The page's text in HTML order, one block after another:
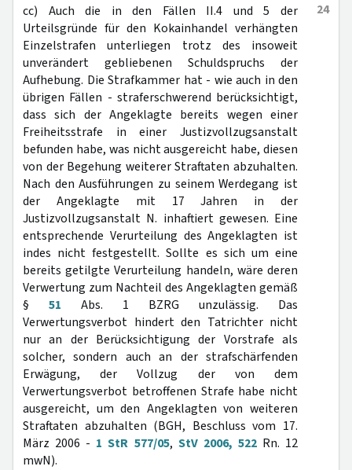
24
cc) Auch die in den Fällen II.4 und 5 der
Urteilsgründe für den Kokainhandel verhängten
Einzelstrafen unterliegen trotz des insoweit
unverändert gebliebenen Schuldspruchs der
Aufhebung. Die Strafkammer hat - wie auch in den
übrigen Fällen - straferschwerend berücksichtigt,
dass sich der Angeklagte bereits wegen einer
Freiheitsstrafe in einer Justizvollzugsanstalt
befunden habe, was nicht ausgereicht habe, diesen
von der Begehung weiterer Straftaten abzuhalten.
Nach den Ausführungen zu seinem Werdegang ist
der Angeklagte mit 17 Jahren in der
Justizvollzugsanstalt N. inhaftiert gewesen. Eine
entsprechende Verurteilung des Angeklagten ist
indes nicht festgestellt. Sollte es sich um eine
bereits getilgte Verurteilung handeln, wäre deren
Verwertung zum Nachteil des Angeklagten gemäß
§ 51 Abs. 1 BZRG unzulässig. Das
Verwertungsverbot hindert den Tatrichter nicht
nur an der Berücksichtigung der Vorstrafe als
solcher, sondern auch an der strafschärfenden
Erwägung, der Vollzug der von dem
Verwertungsverbot betroffenen Strafe habe nicht
ausgereicht, um den Angeklagten von weiteren
Straftaten abzuhalten (BGH, Beschluss vom 17.
März 2006 - 1 StR 577/05, StV 2006, 522Rn. 12
mwN).